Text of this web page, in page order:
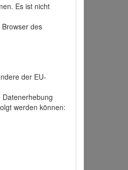
Es ist nicht
des
der EU-
werden können: